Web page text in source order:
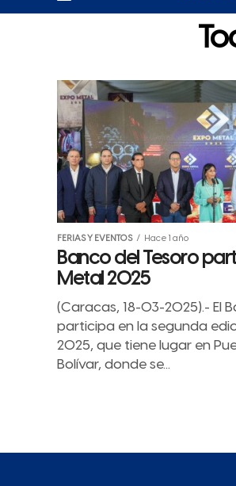
FERIAS Y EVENTOS Hace 1 año
Banco del Tesoro
Metal 2025
(Caracas, 18-03-2025).- El
participa en la segunda
2025, que tiene lugar en
Bolívar, donde se...